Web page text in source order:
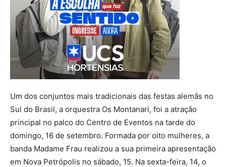
Um dos conjuntos mais tradicionais das festas alemãs no
Sul do Brasil, a orquestra Os Montanari, foi a atração
principal no palco do Centro de Eventos na tarde do
domingo, 16 de setembro. Formada por oito mulheres, a
banda Madame Frau realizou a sua primeira apresentação
em Nova Petrópolis no sábado, 15. Na sexta-feira, 14, o